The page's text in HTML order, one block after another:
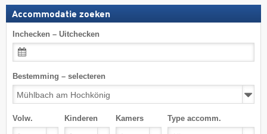
Accommodatie zoeken
Inchecken – Uitchecken
Bestemming – selecteren
Volw. Kinderen Kamers Type accomm.